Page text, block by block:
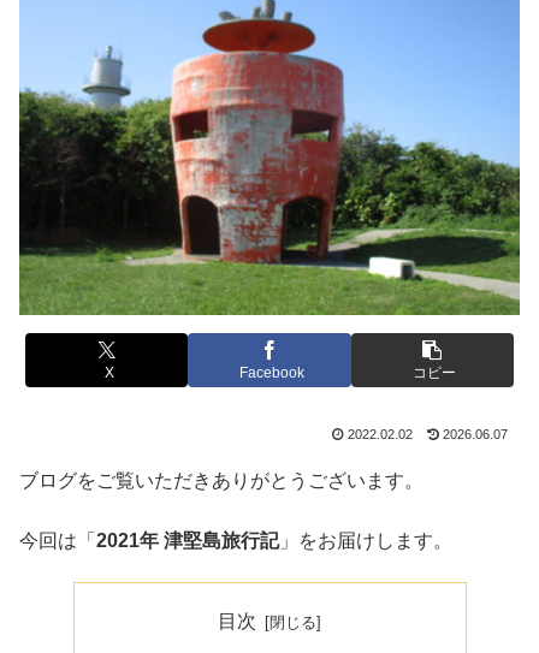
X Facebook コピー
2022.02.02 2026.06.07
ブログをご覧いただきありがとうございます。
今回は「 2021年 津堅島旅行記」をお届けします。
目次